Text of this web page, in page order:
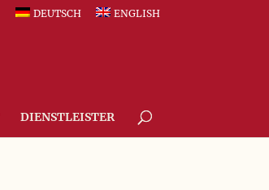
DEUTSCH ENGLISH
DIENSTLEISTER